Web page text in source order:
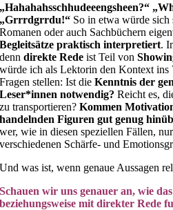
„Hahahahsschhudeeengsheen?“
„Grrrdgrrdu!“ So in etwa würde sich
Romanen oder auch Sachbüchern
Begleitsätze praktisch interpretiert.
denndirekte Rede ist Teil von
würde ich als Lektorin den Kontext
Fragen stellen: Ist dieKenntnis der
Leser*innen notwendig? Reicht es,
zu transportieren?Kommen
handelnden Figuren gut genug
wer, wie in diesen speziellen Fällen,
verschiedenen Schärfe- und
Und was ist, wenn genaue Aussagen
Schauen wir uns genauer an, wie
beziehungsweise mit direkter Rede